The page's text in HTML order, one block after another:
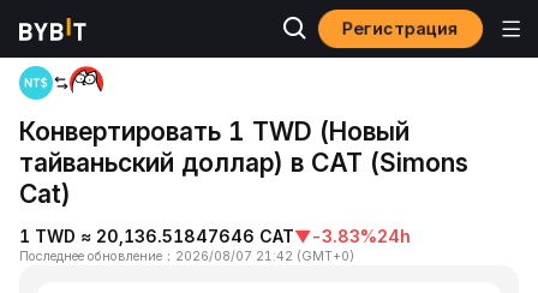
Регистрация
Главная
Конвертировать 1 TWD (Новый
тайваньский доллар) в CAT (Simons
Cat)
1 TWD ≈ 20,136.51847646 CAT▼-3.83%24h
Последнее обновление ： 2026/08/07 21:42 (GMT+0)